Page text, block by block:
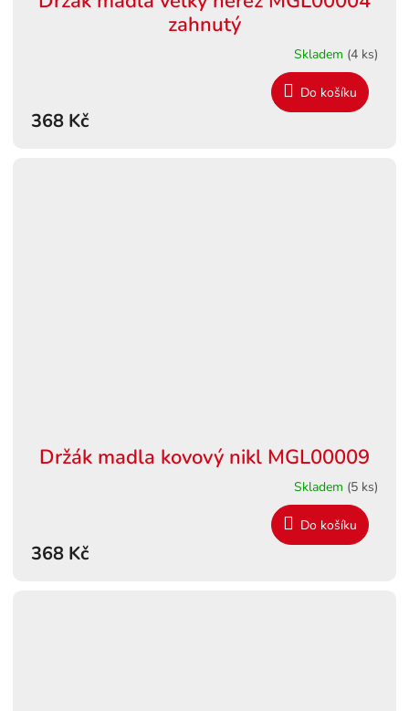
zahnutý
Skladem (4 ks)
368 Kč
Do košíku
Držák madla kovový nikl MGL00009
Skladem (5 ks)
368 Kč
Do košíku